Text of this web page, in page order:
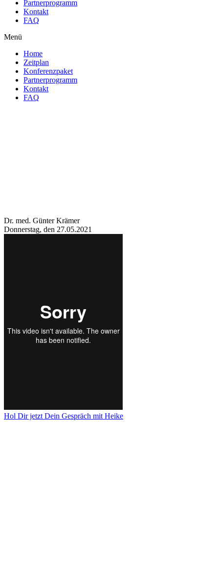
Partnerprogramm
Kontakt
FAQ
Menü
Home
Zeitplan
Konferenzpaket
Partnerprogramm
Kontakt
FAQ
Dr. med. Günter Krämer
Donnerstag, den 27.05.2021
Hol Dir jetzt Dein Gespräch mit Heike